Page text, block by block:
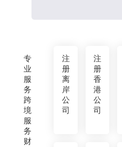
专
业
服
务
跨
境
服
务
财
注
册
离
岸
公
司
注
册
香
港
公
司